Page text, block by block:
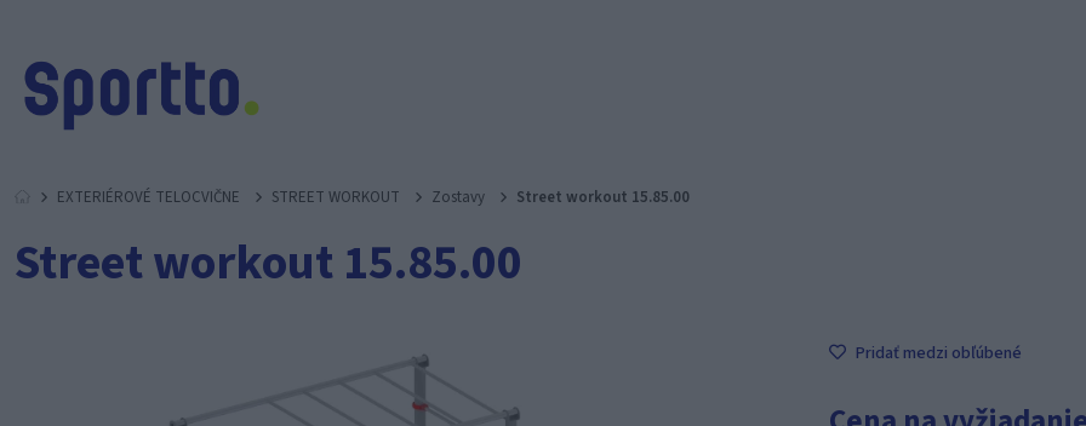
EXTERIÉROVÉ TELOCVIČNE STREET WORKOUT Zostavy Street workout 15.85.00
Street workout 15.85.00
Pridať medzi obľúbené